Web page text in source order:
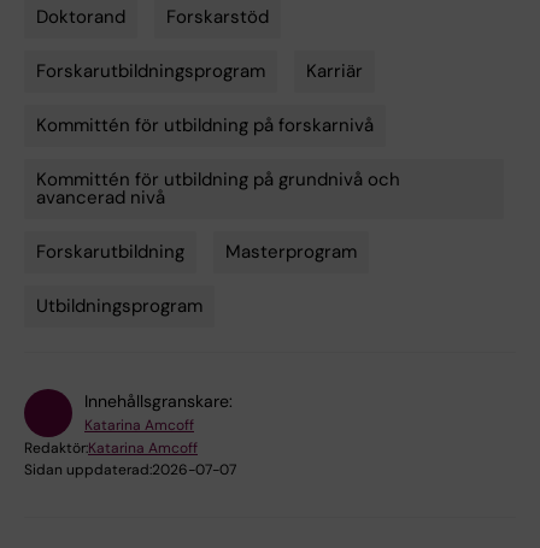
Doktorand Forskarstöd
Forskarutbildningsprogram Karriär
Kommittén för utbildning på forskarnivå
Kommittén för utbildning på grundnivå och
avancerad nivå
Forskarutbildning Masterprogram
Utbildningsprogram
Innehållsgranskare:
Katarina Amcoff
Redaktör:Katarina Amcoff
Sidan uppdaterad:2026-07-07